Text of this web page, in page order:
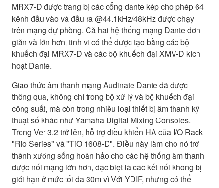
MRX7-D được trang bị các cổng dante kép cho phép 64
kênh đầu vào và đầu ra @44.1kHz/48kHz được chạy
trên mạng dự phòng. Cả hai hệ thống mạng Dante đơn
giản và lớn hơn, tinh vi có thể được tạo bằng các bộ
khuếch đại MRX7-D và các bộ khuếch đại XMV-D kích
hoạt Dante.
Giao thức âm thanh mạng Audinate Dante đã được
thông qua, không chỉ trong bộ xử lý và bộ khuếch đại
công suất, mà còn trong nhiều loại thiết bị âm thanh kỹ
thuật số khác như Yamaha Digital Mixing Consoles.
Trong Ver 3.2 trở lên, hỗ trợ điều khiển HA của I/O Rack
"Rio Series" và "TiO 1608-D". Điều này làm cho nó trở
thành xương sống hoàn hảo cho các hệ thống âm thanh
được nối mạng lớn hơn, đặc biệt là các kết nối không bị
giới hạn ở mức tối đa 30m vì Với YDIF, nhưng có thể